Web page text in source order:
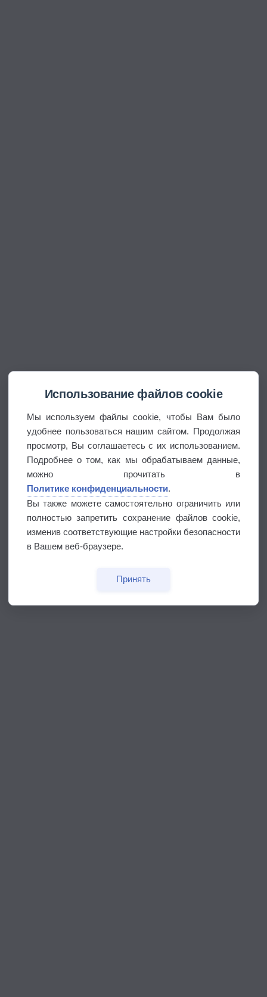
Использование файлов cookie
Мы используем файлы cookie, чтобы Вам было
удобнее пользоваться нашим сайтом. Продолжая
просмотр, Вы соглашаетесь с их использованием.
Подробнее о том, как мы обрабатываем данные,
можно прочитать в
Политике конфиденциальности.
Вы также можете самостоятельно ограничить или
полностью запретить сохранение файлов cookie,
изменив соответствующие настройки безопасности
в Вашем веб-браузере.
Принять